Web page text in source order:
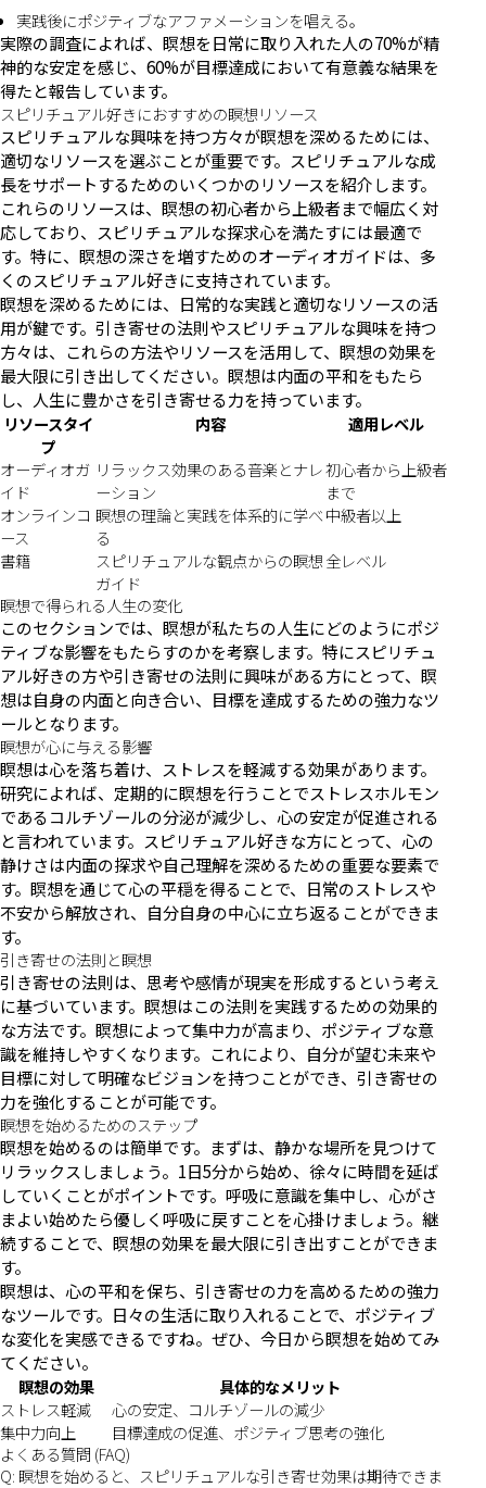
実践後にポジティブなアファメーションを唱える。
実際の調査によれば、瞑想を日常に取り入れた人の70%が精
神的な安定を感じ、60%が目標達成において有意義な結果を
得たと報告しています。
スピリチュアル好きにおすすめの瞑想リソース
スピリチュアルな興味を持つ方々が瞑想を深めるためには、
適切なリソースを選ぶことが重要です。スピリチュアルな成
長をサポートするためのいくつかのリソースを紹介します。
これらのリソースは、瞑想の初心者から上級者まで幅広く対
応しており、スピリチュアルな探求心を満たすには最適で
す。特に、瞑想の深さを増すためのオーディオガイドは、多
くのスピリチュアル好きに支持されています。
瞑想を深めるためには、日常的な実践と適切なリソースの活
用が鍵です。引き寄せの法則やスピリチュアルな興味を持つ
方々は、これらの方法やリソースを活用して、瞑想の効果を
最大限に引き出してください。瞑想は内面の平和をもたら
し、人生に豊かさを引き寄せる力を持っています。
リソースタイ
プ
内容
適用レベル
オーディオガ
イド
リラックス効果のある音楽とナレ
ーション
初心者から上級者
まで
オンラインコ
ース
瞑想の理論と実践を体系的に学べ
る
中級者以上
書籍
スピリチュアルな観点からの瞑想
ガイド
全レベル
瞑想で得られる人生の変化
このセクションでは、瞑想が私たちの人生にどのようにポジ
ティブな影響をもたらすのかを考察します。特にスピリチュ
アル好きの方や引き寄せの法則に興味がある方にとって、瞑
想は自身の内面と向き合い、目標を達成するための強力なツ
ールとなります。
瞑想が心に与える影響
瞑想は心を落ち着け、ストレスを軽減する効果があります。
研究によれば、定期的に瞑想を行うことでストレスホルモン
であるコルチゾールの分泌が減少し、心の安定が促進される
と言われています。スピリチュアル好きな方にとって、心の
静けさは内面の探求や自己理解を深めるための重要な要素で
す。瞑想を通じて心の平穏を得ることで、日常のストレスや
不安から解放され、自分自身の中心に立ち返ることができま
す。
引き寄せの法則と瞑想
引き寄せの法則は、思考や感情が現実を形成するという考え
に基づいています。瞑想はこの法則を実践するための効果的
な方法です。瞑想によって集中力が高まり、ポジティブな意
識を維持しやすくなります。これにより、自分が望む未来や
目標に対して明確なビジョンを持つことができ、引き寄せの
力を強化することが可能です。
瞑想を始めるためのステップ
瞑想を始めるのは簡単です。まずは、静かな場所を見つけて
リラックスしましょう。1日5分から始め、徐々に時間を延ば
していくことがポイントです。呼吸に意識を集中し、心がさ
まよい始めたら優しく呼吸に戻すことを心掛けましょう。継
続することで、瞑想の効果を最大限に引き出すことができま
す。
瞑想は、心の平和を保ち、引き寄せの力を高めるための強力
なツールです。日々の生活に取り入れることで、ポジティブ
な変化を実感できるですね。ぜひ、今日から瞑想を始めてみ
てください。
瞑想の効果
具体的なメリット
ストレス軽減
心の安定、コルチゾールの減少
集中力向上
目標達成の促進、ポジティブ思考の強化
よくある質問 (FAQ)
Q: 瞑想を始めると、スピリチュアルな引き寄せ効果は期待できま